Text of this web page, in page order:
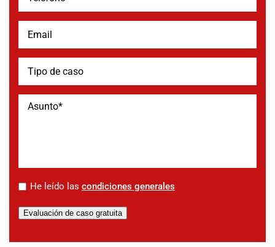
* He leído las condiciones generales
Evaluación de caso gratuita